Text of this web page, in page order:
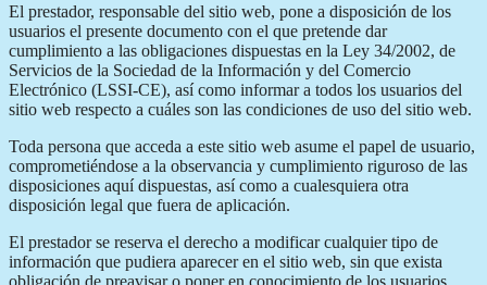
El prestador, responsable del sitio web, pone a disposición de los
usuarios el presente documento con el que pretende dar
cumplimiento a las obligaciones dispuestas en la Ley 34/2002, de
Servicios de la Sociedad de la Información y del Comercio
Electrónico (LSSI-CE), así como informar a todos los usuarios del
sitio web respecto a cuáles son las condiciones de uso del sitio web.
Toda persona que acceda a este sitio web asume el papel de usuario,
comprometiéndose a la observancia y cumplimiento riguroso de las
disposiciones aquí dispuestas, así como a cualesquiera otra
disposición legal que fuera de aplicación.
El prestador se reserva el derecho a modificar cualquier tipo de
información que pudiera aparecer en el sitio web, sin que exista
obligación de preavisar o poner en conocimiento de los usuarios